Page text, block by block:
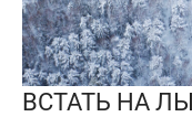
ВСТАТЬ НА